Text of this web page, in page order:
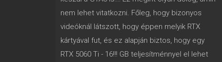
nem lehet vitatkozni. Főleg, hogy bizonyos
videóknál látszott, hogy éppen melyik RTX
kártyával fut, és ez alapján biztos, hogy egy
RTX 5060 Ti - 16!!! GB teljesítménnyel el lehet